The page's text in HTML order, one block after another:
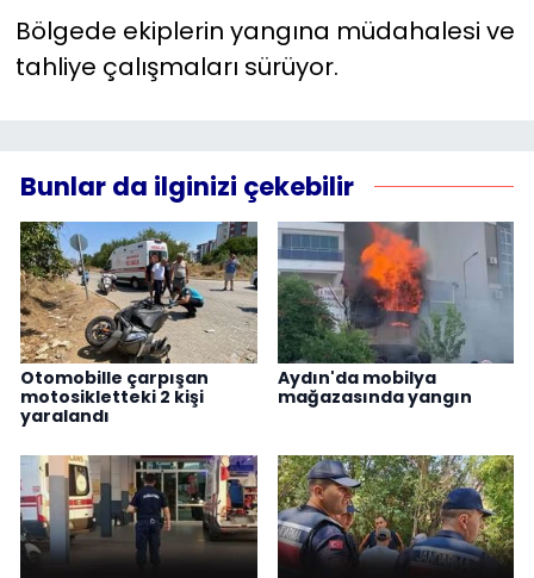
Bölgede ekiplerin yangına müdahalesi ve
tahliye çalışmaları sürüyor.
Bunlar da ilginizi çekebilir
Otomobille çarpışan
motosikletteki 2 kişi
yaralandı
Aydın'da mobilya
mağazasında yangın